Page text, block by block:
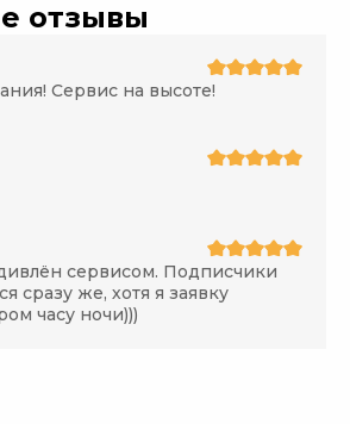
отзывы
Сервис на высоте!
сервисом. Подписчики
сразу же, хотя я заявку
часу ночи)))